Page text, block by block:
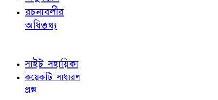
রচনাবলীর
অধিতথ্য
সাইট সহায়িকা
কয়েকটি সাধারণ
প্রশ্ন